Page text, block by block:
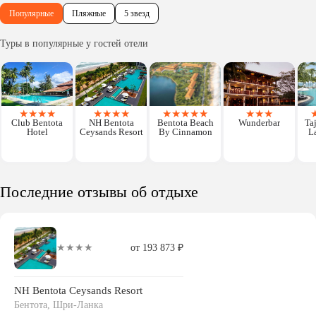
Популярные Пляжные 5 звезд
Туры в популярные у гостей отели
★★★★
Club Bentota
Hotel
★★★★
NH Bentota
Ceysands Resort
★★★★★
Bentota Beach
By Cinnamon
★★★
Wunderbar
Последние отзывы об отдыхе
★★★★ от 193 873 ₽
NH Bentota Ceysands Resort
Бентота, Шри-Ланка